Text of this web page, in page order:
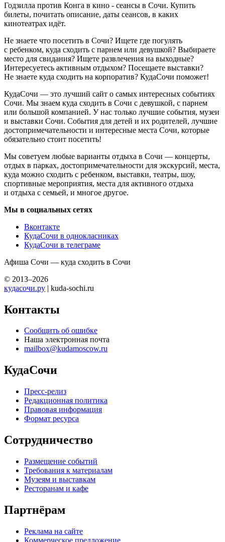
Годзилла против Конга в кино - сеансы в Сочи. Купить
билеты, почитать описание, даты сеансов, в каких
кинотеатрах идёт.
Не знаете что посетить в Сочи? Ищете где погулять
с ребенком, куда сходить с парнем или девушкой? Выбираете
место для свидания? Ищете развлечения на выходные?
Интересуетесь активным отдыхом? Посещаете выставки?
Не знаете куда сходить на корпоратив? КудаСочи поможет!
КудаСочи — это лучший сайт о самых интересных событиях
Сочи. Мы знаем куда сходить в Сочи с девушкой, с парнем
или большой компанией. У нас только лучшие события, музеи
и выставки Сочи. События для детей и их родителей, лучшие
достопримечательности и интересные места Сочи, которые
обязательно стоит посетить!
Мы советуем любые варианты отдыха в Сочи — концерты,
отдых в парках, достопримечательности для экскурсий, места,
куда можно сходить с ребенком, выставки, театры, шоу,
спортивные мероприятия, места для активного отдыха
и отдыха с семьей, и многое другое.
Мы в социальных сетях
Вконтакте
КудаСочи в однокласниках
КудаСочи в телеграме
Афиша Сочи — куда сходить в Сочи
© 2013–2026
кудасочи.ру | kuda-sochi.ru
Контакты
Сообщить об ошибке
Наша электронная почта
mailbox@kudamoscow.ru
КудаСочи
Пресс-релиз
Редакционная политика
Правовая информация
Формат ресурса
Сотрудничество
Размещение событий
Требования к материалам
Музеям и выставкам
Ресторанам и кафе
Партнёрам
Реклама на сайте
Коммерческое предложение